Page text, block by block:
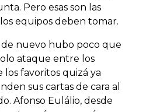
Pero esas son las
equipos deben tomar.
nuevo hubo poco que
ataque entre los
los favoritos quizá ya
sus cartas de cara al
Afonso Eulálio, desde